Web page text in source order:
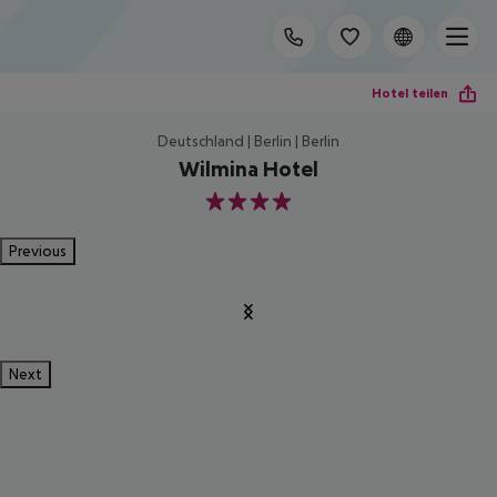
Hotel teilen
Deutschland | Berlin | Berlin
Wilmina Hotel
4
Previous
Next